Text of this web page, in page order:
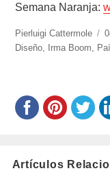
Semana Naranja:
https://
cattermole/
Pierluigi Cattermole
Diseño
Irma Boom
Artículos